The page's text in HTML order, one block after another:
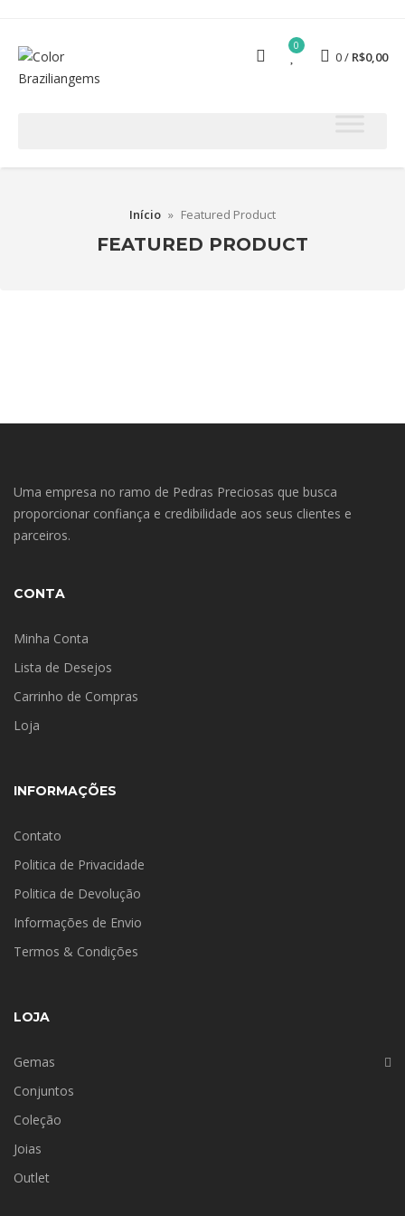
0
0 R$0,00
Início » Featured Product
FEATURED PRODUCT
Uma empresa no ramo de Pedras Preciosas que busca
proporcionar confiança e credibilidade aos seus clientes e
parceiros.
CONTA
Minha Conta
Lista de Desejos
Carrinho de Compras
Loja
INFORMAÇÕES
Contato
Politica de Privacidade
Politica de Devolução
Informações de Envio
Termos & Condições
LOJA
Gemas
Conjuntos
Coleção
Joias
Outlet